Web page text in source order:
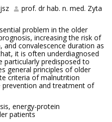
prof. dr hab. n. med. Zyta
problem in the older
increasing the risk of
convalescence duration as
it is often underdiagnosed
particularly predisposed to
general principles of older
criteria of malnutrition
prevention and treatment of
energy-protein
patients